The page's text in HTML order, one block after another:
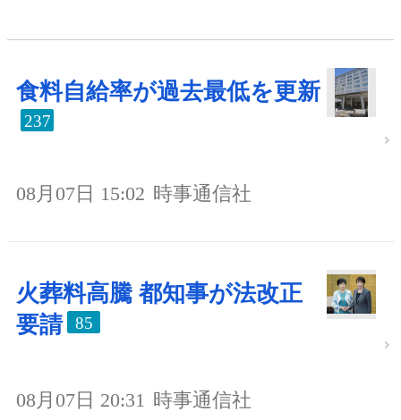
食料自給率が過去最低を更新
237
08月07日 15:02 時事通信社
火葬料高騰 都知事が法改正
要請
85
08月07日 20:31 時事通信社